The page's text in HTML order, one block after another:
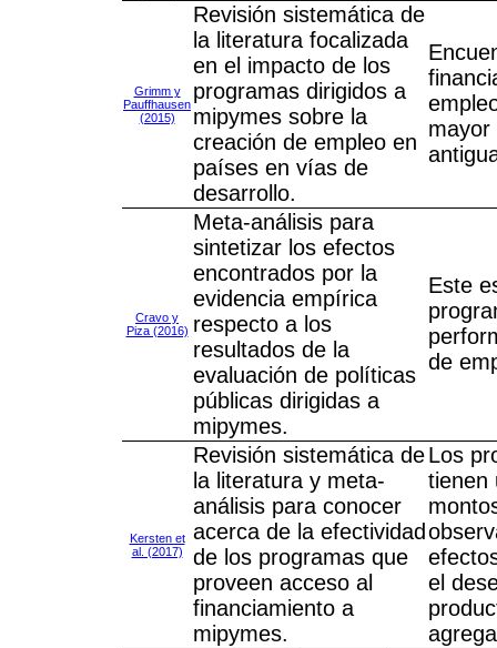
Grimm y
Pauffhausen
(2015)
Revisión sistemática de
la literatura focalizada
en el impacto de los
programas dirigidos a
mipymes sobre la
creación de empleo en
países en vías de
desarrollo.
mayor
Cravo y
Piza (2016)
Meta-análisis para
sintetizar los efectos
encontrados por la
evidencia empírica
respecto a los
resultados de la
evaluación de políticas
públicas dirigidas a
mipymes.
Este
de
Kersten et
al. (2017)
Revisión sistemática de
la literatura y meta-
análisis para conocer
acerca de la efectividad
de los programas que
proveen acceso al
financiamiento a
mipymes.
Los
tienen
el